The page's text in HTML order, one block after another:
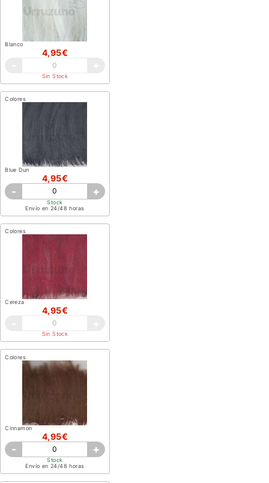
Blanco
4,95€
Sin Stock
Colores
Blue Dun
4,95€
- +
Stock
Envío en 24/48 horas
Colores
Cereza
4,95€
Sin Stock
Colores
Cinnamon
4,95€
- +
Stock
Envío en 24/48 horas